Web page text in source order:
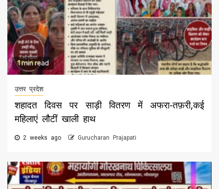
1 min read
उत्तर प्रदेश
शहादत दिवस पर साड़ी वितरण में अफरा-तफ़री,कई
महिलाएं लौटीं खाली हाथ
2 weeks ago Gurucharan Prajapati